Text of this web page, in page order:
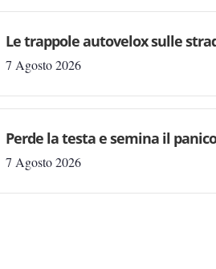
Le trappole autovelox sulle
7 Agosto 2026
Perde la testa e semina il
7 Agosto 2026